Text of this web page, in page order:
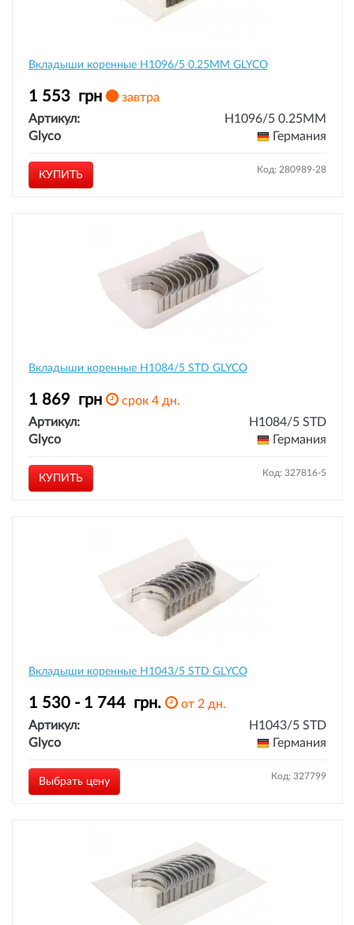
Вкладыши коренные H1096/5 0.25MM GLYCO
1 553 грн
завтра
Артикул:
H1096/5 0.25MM
Glyco
Германия
КУПИТЬ Код: 280989-28
Вкладыши коренные H1084/5 STD GLYCO
1 869 грн
срок 4 дн.
Артикул:
H1084/5 STD
Glyco
Германия
КУПИТЬ Код: 327816-5
Вкладыши коренные H1043/5 STD GLYCO
1 530 - 1 744 грн.
от 2 дн.
Артикул:
H1043/5 STD
Glyco
Германия
Выбрать цену Код: 327799